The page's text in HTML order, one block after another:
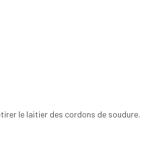
le laitier des cordons de soudure.